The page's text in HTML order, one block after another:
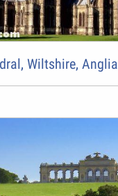
Wiltshire, Anglia